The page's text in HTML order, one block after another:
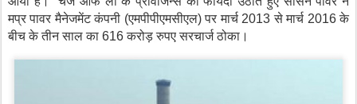
मप्र पावर मैनेजमेंट कंपनी (एमपीपीएमसीएल) पर मार्च 2013 से मार्च 2016 के
बीच के तीन साल का 616 करोड़ रुपए सरचार्ज ठोका।